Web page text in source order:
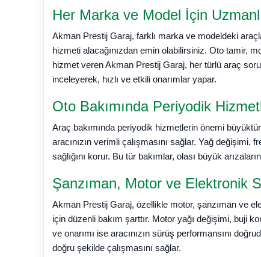
Her Marka ve Model İçin
Akman Prestij Garaj, farklı marka ve modeldeki
hizmeti alacağınızdan emin olabilirsiniz. Oto tamir,
hizmet veren Akman Prestij Garaj, her türlü araç
inceleyerek, hızlı ve etkili onarımlar yapar.
Oto Bakımında Periyodik
Araç bakımında periyodik hizmetlerin önemi
aracınızın verimli çalışmasını sağlar. Yağ değişimi,
sağlığını korur. Bu tür bakımlar, olası büyük
Şanzıman, Motor ve Elektronik
Akman Prestij Garaj, özellikle motor, şanzıman ve
için düzenli bakım şarttır. Motor yağı değişimi, buji
ve onarımı ise aracınızın sürüş performansını
doğru şekilde çalışmasını sağlar.